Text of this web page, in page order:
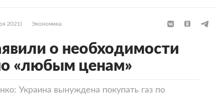
2021) Экономика
о необходимости
«любым ценам»
Украина вынуждена покупать газ по